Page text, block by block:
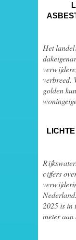
Het
verbreed.
golden
cijfers
2025 is in
meter